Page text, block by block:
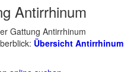
Antirrhinum
Gattung Antirrhinum
Übersicht Antirrhinum